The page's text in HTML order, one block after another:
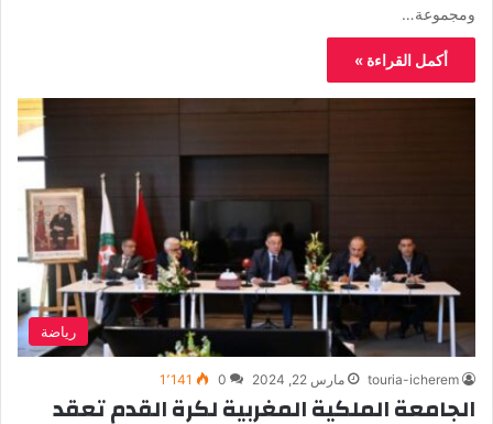
ومجموعة…
أكمل القراءة »
رياضة
touria-icherem مارس 22, 2024 0 1٬141
الجامعة الملكية المغربية لكرة القدم تعقد